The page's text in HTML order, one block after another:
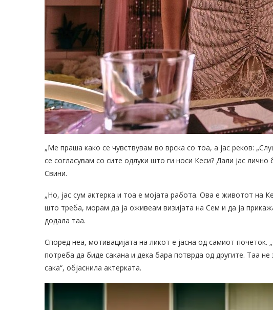
„Ме праша како се чувствувам во врска со тоа, а јас реков:
се согласувам со сите одлуки што ги носи Кеси? Дали јас
Свини.
„Но, јас сум актерка и тоа е мојата работа. Ова е животот на
што треба, морам да ја оживеам визијата на Сем и да ја
додала таа.
Според неа, мотивацијата на ликот е јасна од самиот почеток.
потреба да биде сакана и дека бара потврда од другите. Таа не
сака“, објаснила актерката.